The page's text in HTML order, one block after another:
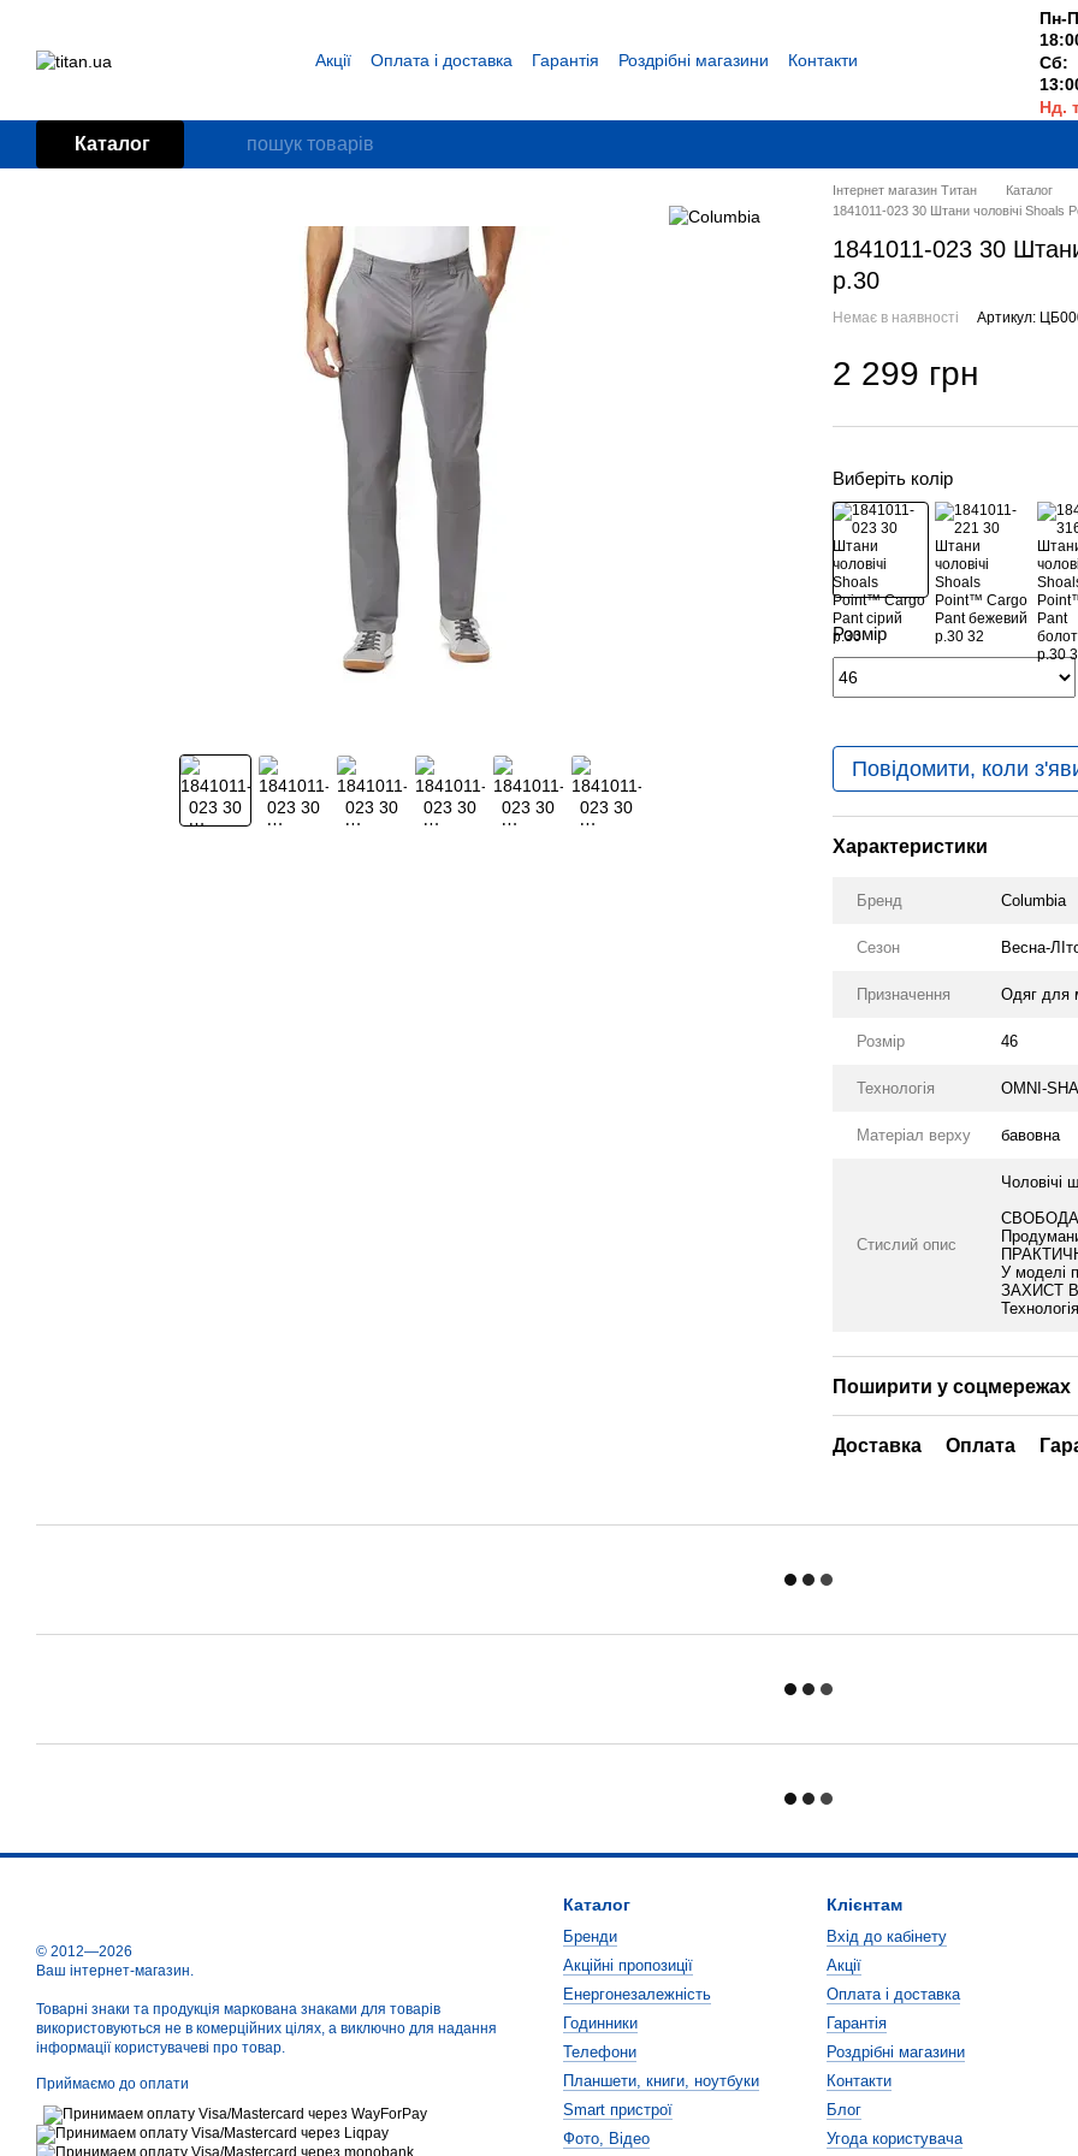
Акції Оплата і доставка Гарантія Роздрібні магазини
Контакти
Пн-
Сб:
Нд.
Каталог
Інтернет магазин Титан Каталог
1841011-023 30 Штани чоловічі Shoals
1841011-023 30
р.30
Немає в наявності Артикул:
2 299 грн
Виберіть колір
Розмір
Повідомити, коли
Характеристики
Бренд Columbia
Сезон Весна-
Призначення Одяг для
Розмір 46
Технологія OMNI-
Матеріал верху бавовна
Стислий опис
Чоловічі
СВОБОДА
У моделі
ЗАХИСТ
Поширити у соцмережах
Доставка Оплата
© 2012—2026
Ваш інтернет-магазин.
Товарні знаки та продукція маркована знаками для товарів
використовуються не в комерційних цілях, а виключно для надання
інформації користувачеві про товар.
Приймаємо до оплати
Каталог
Бренди
Акційні пропозиції
Енергонезалежність
Годинники
Телефони
Планшети, книги, ноутбуки
Smart пристрої
Фото, Відео
Клієнтам
Вхід до кабінету
Акції
Оплата і доставка
Гарантія
Роздрібні магазини
Контакти
Блог
Угода користувача